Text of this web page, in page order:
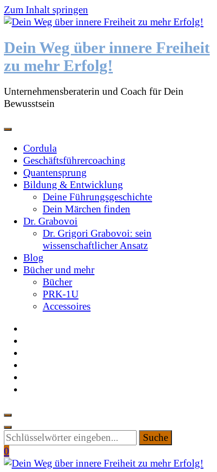
Zum Inhalt springen
Dein Weg über innere Freiheit
zu mehr Erfolg!
Unternehmensberaterin und Coach für Dein
Bewusstsein
Cordula
Geschäftsführercoaching
Quantensprung
Bildung & Entwicklung
Deine Führungsgeschichte
Dein Märchen finden
Dr. Grabovoi
Dr. Grigori Grabovoi: sein
wissenschaftlicher Ansatz
Blog
Bücher und mehr
Bücher
PRK-1U
Accessoires
Suchen
Sie
etwas?
0